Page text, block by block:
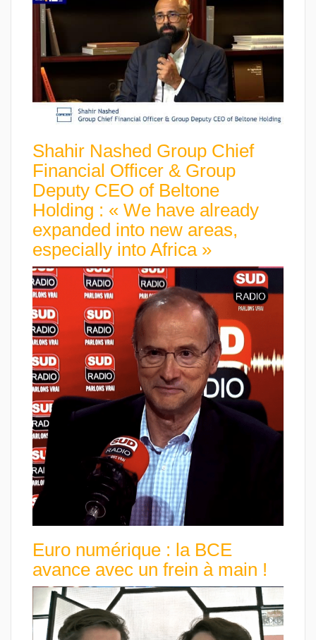
Shahir Nashed Group Chief
Financial Officer & Group
Deputy CEO of Beltone
Holding : « We have already
expanded into new areas,
especially into Africa »
Euro numérique : la BCE
avance avec un frein à main !